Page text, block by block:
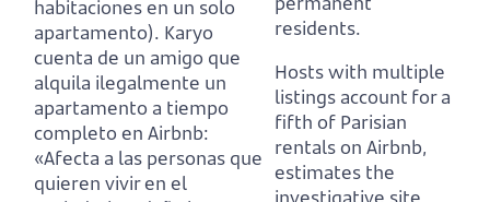
habitaciones en un solo
apartamento). Karyo
cuenta de un amigo que
alquila ilegalmente un
apartamento a tiempo
completo en Airbnb:
«Afecta a las personas que
quieren vivir en el
residents.
Hosts with multiple
listings account for a
fifth of Parisian
rentals on Airbnb,
estimates the
investigative site